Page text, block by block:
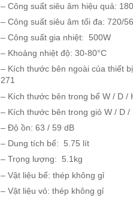
– Công suất siêu âm hiệu quả:
– Công suất siêu âm tối đa: 720/
– Công suất gia nhiệt: 500W
– Khoảng nhiệt độ: 30-80°C
– Kích thước bên ngoài của thiết
271
– Kích thước bên trong bể W / D /
– Kích thước bên trong giỏ W / D
– Độ ồn: 63 / 59 dB
– Dung tích bể: 5.75 lít
– Trọng lượng: 5.1kg
– Vật liệu bể: thép không gỉ
– Vật liệu vỏ: thép không gỉ